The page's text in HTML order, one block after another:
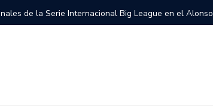
de la Serie Internacional Big League en el Alonso